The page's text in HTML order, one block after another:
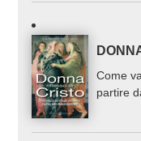
Come
partire